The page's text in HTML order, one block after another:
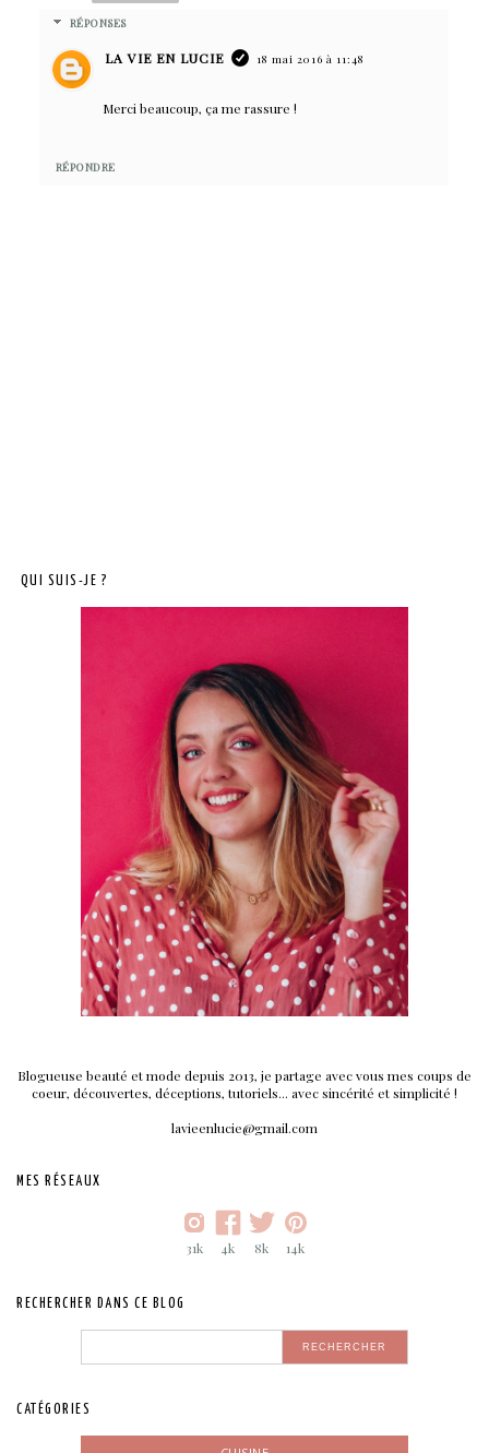
RÉPONSES
LA VIE EN LUCIE 18 mai 2016 à 11:48
Merci beaucoup, ça me rassure !
RÉPONDRE
QUI SUIS-JE ?
Blogueuse beauté et mode depuis 2013, je partage avec vous mes coups de
coeur, découvertes, déceptions, tutoriels... avec sincérité et simplicité !
lavieenlucie@gmail.com
MES RÉSEAUX
31k 4k 8k 14k
RECHERCHER DANS CE BLOG
CATÉGORIES